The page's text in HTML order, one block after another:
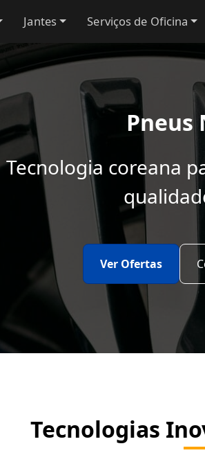
Jantes Serviços de Oficina
Pneus
Tecnologia coreana
Ver Ofertas
Tecnologias